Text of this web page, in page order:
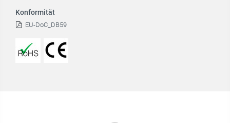
Konformität
EU-DoC_DB59